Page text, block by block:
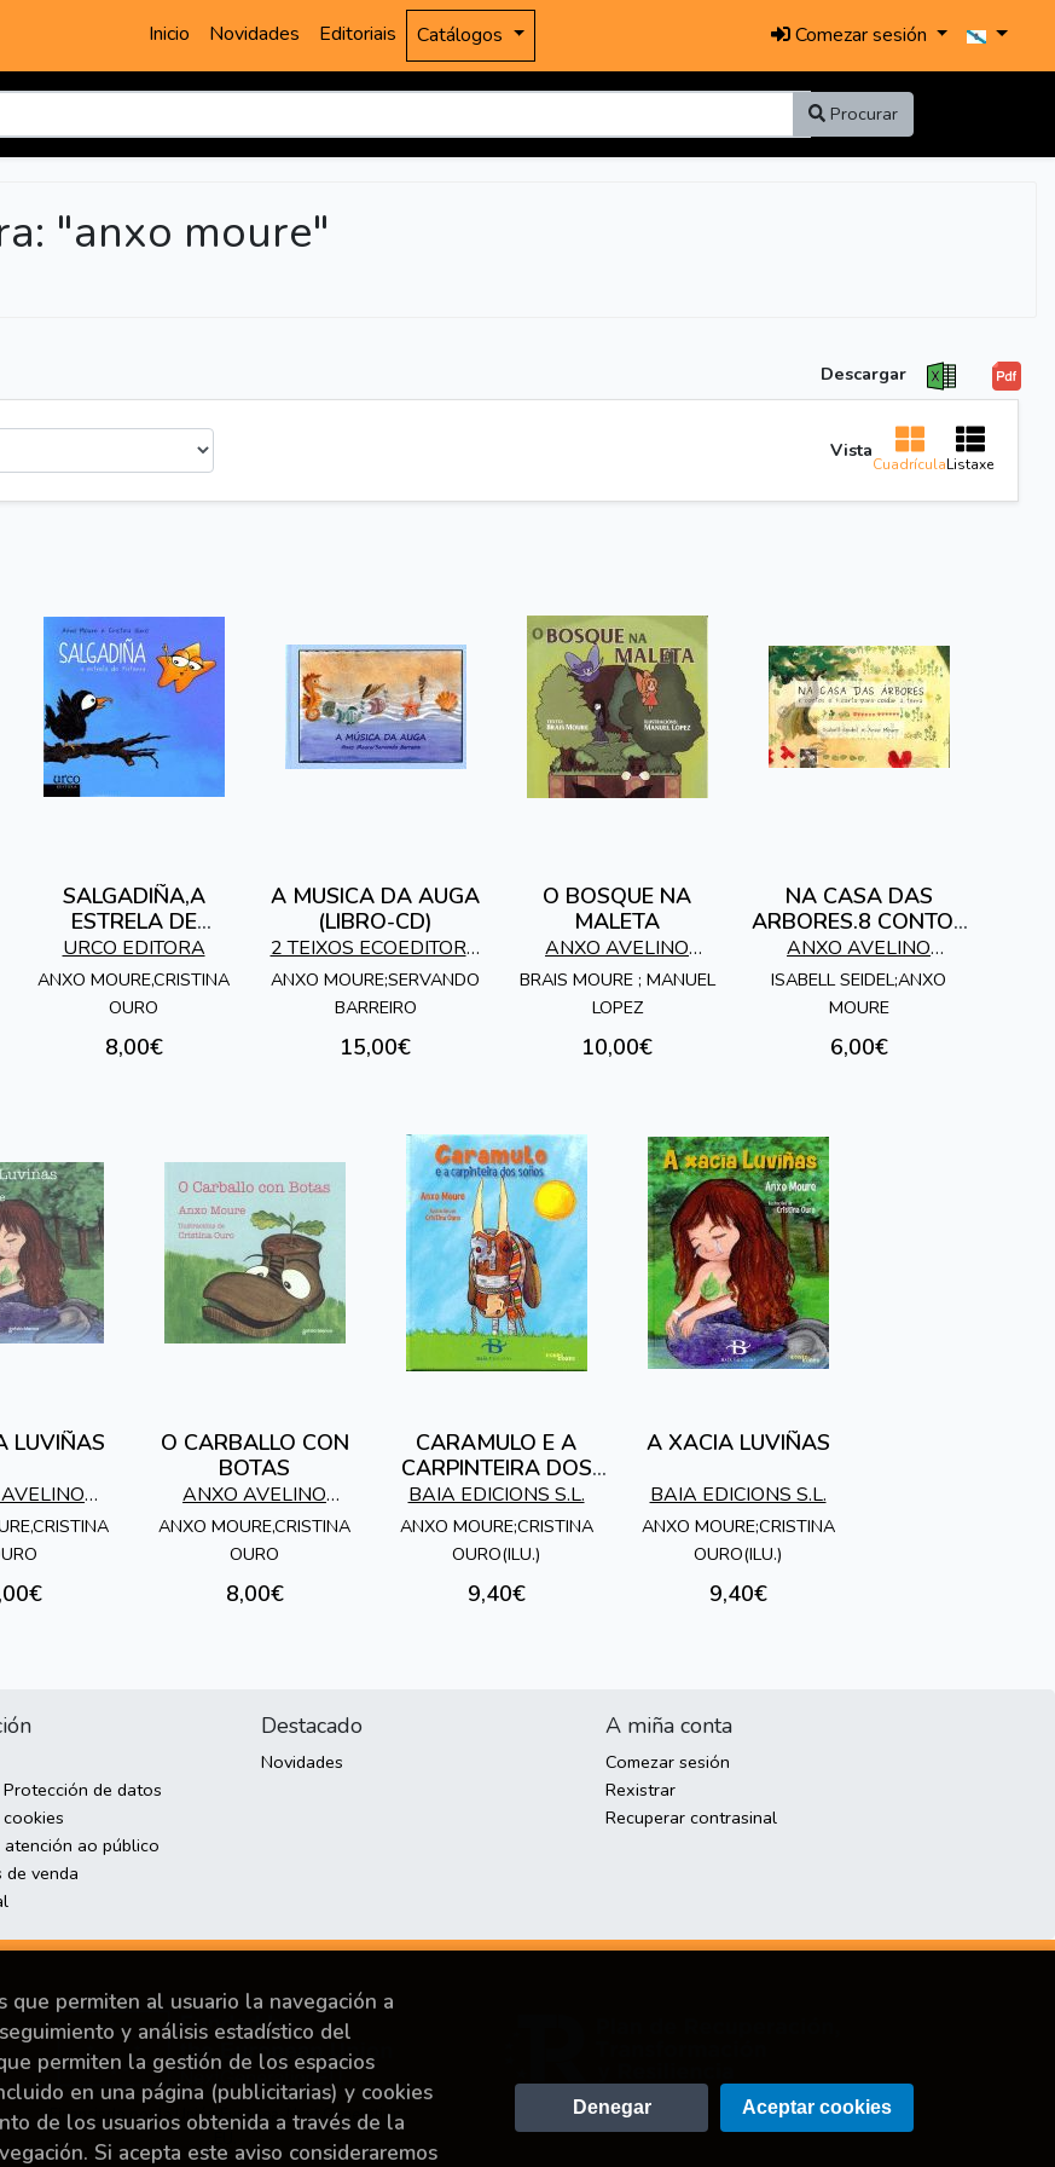
Inicio Novidades Editoriais Catálogos Comezar sesión
Procurar
"anxo moure"
Descargar
Vista
CuadrículaListaxe
SALGADIÑA,A
ESTRELA DE
FISTERRA
URCO EDITORA
ANXO MOURE,CRISTINA
OURO
8,00€
A MUSICA DA AUGA
(LIBRO-CD)
2 TEIXOS ECOEDITORA
(ANXO MOURE)
ANXO MOURE;SERVANDO
BARREIRO
15,00€
O BOSQUE NA
MALETA
ANXO AVELINO
MOURE MOSQUERA
BRAIS MOURE ; MANUEL
LOPEZ
10,00€
NA CASA DAS
ARBORES.8 CONTOS
E 1 CARTA PARA
COIDAR A TERRA
ANXO AVELINO
MOURE MOSQUERA
ISABELL SEIDEL;ANXO
MOURE
6,00€
LUVIÑAS
O CARBALLO CON
BOTAS
ANXO AVELINO
MOURE MOSQUERA
ANXO MOURE,CRISTINA
OURO
8,00€
CARAMULO E A
CARPINTEIRA DOS
SOÑOS
BAIA EDICIONS S.L.
ANXO MOURE;CRISTINA
OURO(ILU.)
9,40€
A XACIA LUVIÑAS
BAIA EDICIONS S.L.
ANXO MOURE;CRISTINA
OURO(ILU.)
9,40€
de datos
ao público
de venda
Destacado
Novidades
A miña conta
Comezar sesión
Rexistrar
Recuperar contrasinal
Financiado por la Unión Europea-Next Generation
permiten al usuario la navegación a
y análisis estadístico del
permiten la gestión de los espacios
en una página (publicitarias) y cookies
de los usuarios obtenida a través de la
Si acepta este aviso consideraremos
Denegar Aceptar cookies